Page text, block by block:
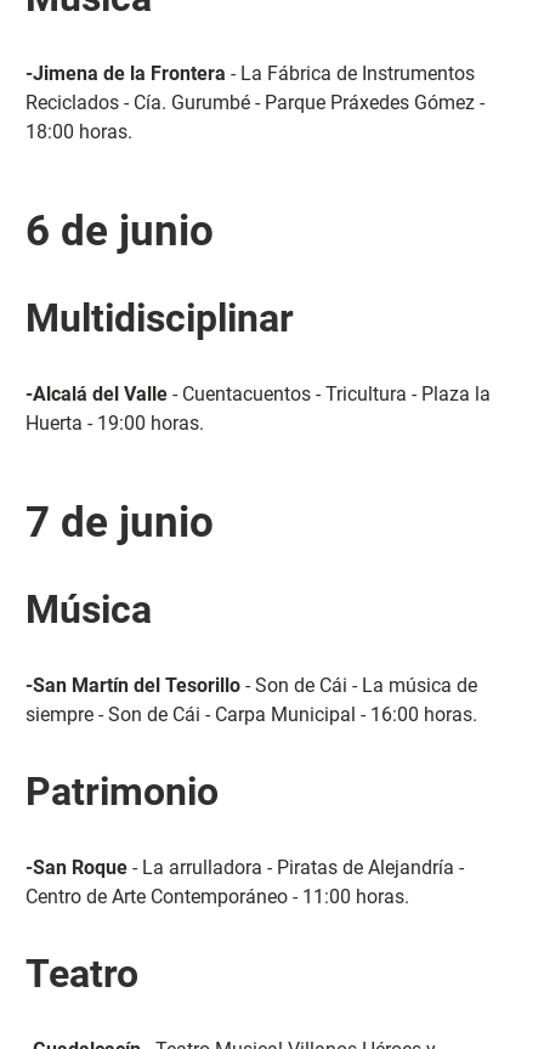
-Jimena de la Frontera - La Fábrica de Instrumentos
Reciclados - Cía. Gurumbé - Parque Práxedes Gómez -
18:00 horas.
6 de junio
Multidisciplinar
-Alcalá del Valle- Cuentacuentos - Tricultura - Plaza la
Huerta - 19:00 horas.
7 de junio
Música
-San Martín del Tesorillo- Son de Cái - La música de
siempre - Son de Cái - Carpa Municipal - 16:00 horas.
Patrimonio
-San Roque- La arrulladora - Piratas de Alejandría -
Centro de Arte Contemporáneo - 11:00 horas.
Teatro